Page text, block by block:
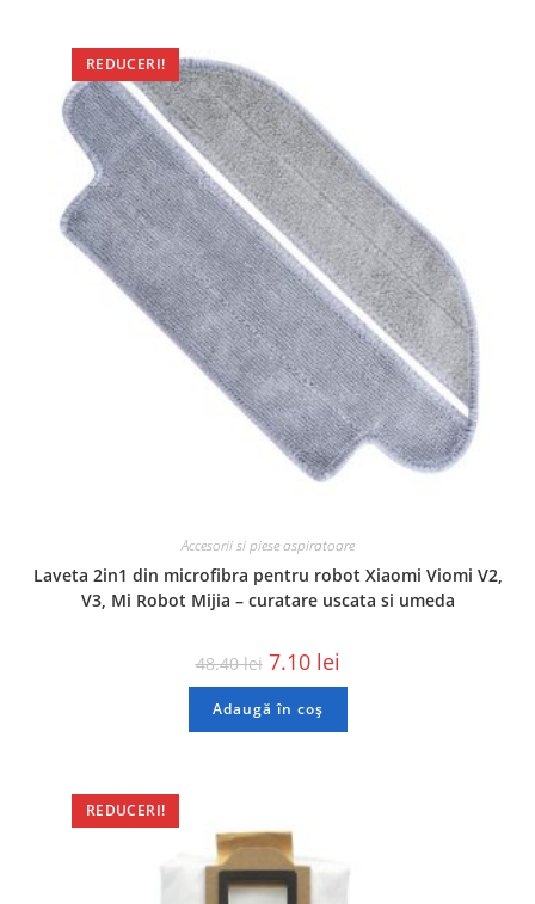
REDUCERI!
Accesorii si piese aspiratoare
Laveta 2in1 din microfibra pentru robot Xiaomi Viomi V2,
V3, Mi Robot Mijia – curatare uscata si umeda
48.40lei 7.10 lei
Adaugă în coș
REDUCERI!